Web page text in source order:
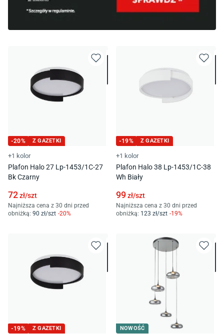
-20% Z GAZETKI
+1 kolor
Plafon Halo 27 Lp-1453/1C-27
Bk Czarny
72zł/szt
Najniższa cena z 30 dni przed
obniżką: 90 zł/szt -20%
-19% Z GAZETKI
+1 kolor
Plafon Halo 38 Lp-1453/1C-38
Wh Biały
99zł/szt
Najniższa cena z 30 dni przed
obniżką: 123 zł/szt -19%
-19% Z GAZETKI NOWOŚĆ